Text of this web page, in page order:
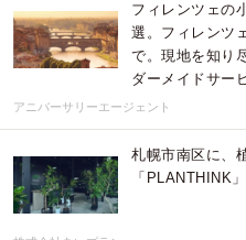
フィレンツェの
選。フィレンツ
で。現地を知り
ダーメイドサー
アニバーサリーエージェント
札幌市南区に、
「PLANTHINK